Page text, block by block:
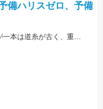
備ハリスゼロ、予備
石黒岐阜店で穂先修理、３本の投げ竿で始めたが一本は道糸が古く、重りを付けて投げると切れてしまい使用できず、２本でやったが仕掛けを投げると同じ調子で鈴がなり中〜良型が釣れる休むこともできず終了後に数えたら答えは20本